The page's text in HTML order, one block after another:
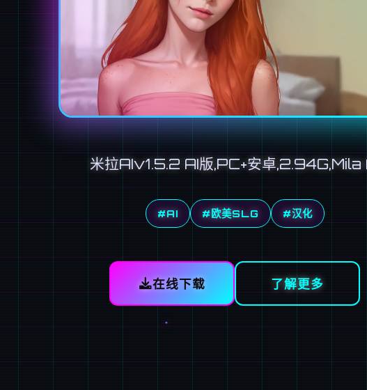
米拉AIv1.5.2 AI版,PC+安卓,2.94G,Mila
#AI #欧美SLG #汉化
在线下载 了解更多